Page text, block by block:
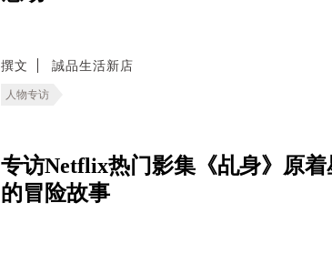
撰文 誠品生活新店
人物专访
专访Netflix热门影集《乩身》原
的冒险故事